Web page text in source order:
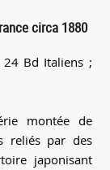
circa 1880
24 Bd Italiens ;
montée de
reliés par des
japonisant